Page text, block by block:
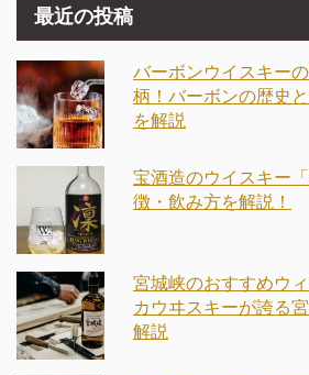
最近の投稿
バーボンウイスキー
柄！バーボンの歴史
を解説
宝酒造のウイスキー
徴・飲み方を解説！
宮城峡のおすすめウ
カウヰスキーが誇る
解説